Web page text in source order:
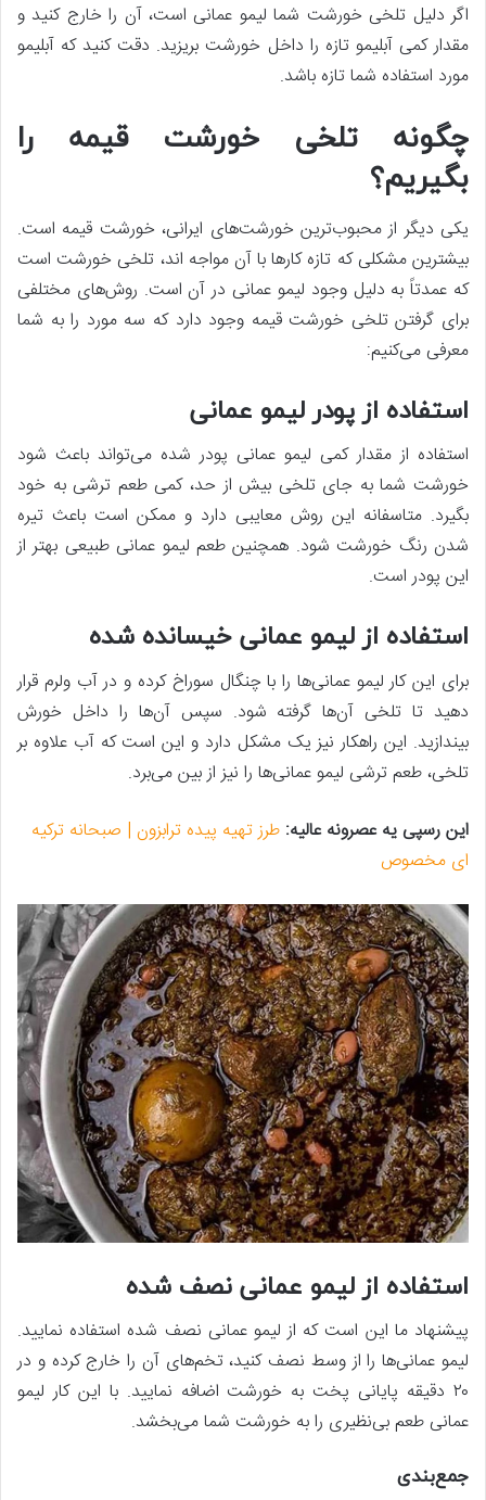
اگر دلیل تلخی خورشت شما لیمو عمانی است، آن را خارج کنید و
مقدار کمی آبلیمو تازه را داخل خورشت بریزید. دقت کنید که آبلیمو
مورد استفاده شما تازه باشد.
چگونه تلخی خورشت قیمه را
بگیریم؟
یکی دیگر از محبوب‌ترین خورشت‌های ایرانی، خورشت قیمه است.
بیشترین مشکلی که تازه کار‌ها با آن مواجه اند، تلخی خورشت است
که عمدتاً به دلیل وجود لیمو عمانی در آن است. روش‌های مختلفی
برای گرفتن تلخی خورشت قیمه وجود دارد که سه مورد را به شما
معرفی می‌کنیم:
استفاده از پودر لیمو عمانی
استفاده از مقدار کمی لیمو عمانی پودر شده می‌تواند باعث شود
خورشت شما به جای تلخی بیش از حد، کمی طعم ترشی به خود
بگیرد. متاسفانه این روش معایبی دارد و ممکن است باعث تیره
شدن رنگ خورشت شود. همچنین طعم لیمو عمانی طبیعی بهتر از
این پودر است.
استفاده از لیمو عمانی خیسانده شده
برای این کار لیمو عمانی‌ها را با چنگال سوراخ کرده و در آب ولرم قرار
دهید تا تلخی آن‌ها گرفته شود. سپس آن‌ها را داخل خورش
بیندازید. این راهکار نیز یک مشکل دارد و این است که آب علاوه بر
تلخی، طعم ترشی لیمو عمانی‌ها را نیز از بین می‌برد.
این رسپی یه عصرونه عالیه: طرز تهیه پیده ترابزون | صبحانه ترکیه
ای مخصوص
استفاده از لیمو عمانی نصف شده
پیشنهاد ما این است که از لیمو عمانی نصف شده استفاده نمایید.
لیمو عمانی‌ها را از وسط نصف کنید، تخم‌های آن را خارج کرده و در
۲۰ دقیقه پایانی پخت به خورشت اضافه نمایید. با این کار لیمو
عمانی طعم بی‌نظیری را به خورشت شما می‌بخشد.
جمع‌بندی